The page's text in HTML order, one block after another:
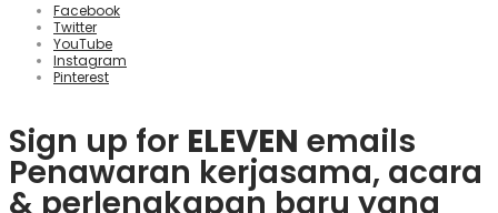
Facebook
Twitter
YouTube
Instagram
Pinterest
Sign up for ELEVEN emails
Penawaran kerjasama, acara
& perlengkapan baru yang